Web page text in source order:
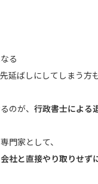
る
延ばしにしてしまう方
のが、 行政書士による
門家として、
社と直接やり取りせず